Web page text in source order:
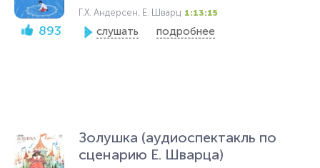
893
Г.Х. Андерсен, Е. Шварц 1:13:15
слушать подробнее
Золушка (аудиоспектакль по
сценарию Е. Шварца)